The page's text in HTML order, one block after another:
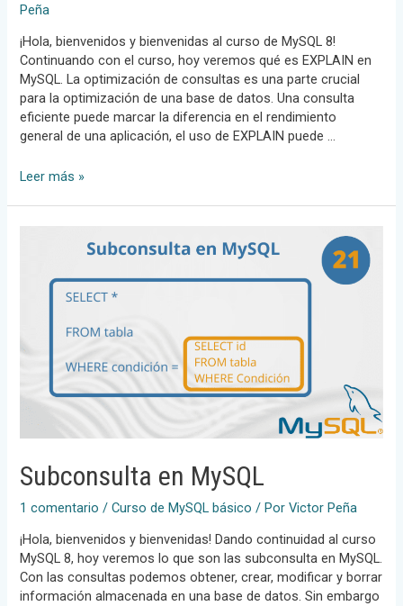
Peña
¡Hola, bienvenidos y bienvenidas al curso de MySQL 8!
Continuando con el curso, hoy veremos qué es EXPLAIN en
MySQL. La optimización de consultas es una parte crucial
para la optimización de una base de datos. Una consulta
eficiente puede marcar la diferencia en el rendimiento
general de una aplicación, el uso de EXPLAIN puede …
EXPLAIN
Leer más »
Subconsulta en MySQL
1 comentario /Curso de MySQL básico / PorVictor Peña
¡Hola, bienvenidos y bienvenidas! Dando continuidad al curso
MySQL 8, hoy veremos lo que son las subconsulta en MySQL.
Con las consultas podemos obtener, crear, modificar y borrar
información almacenada en una base de datos. Sin embargo